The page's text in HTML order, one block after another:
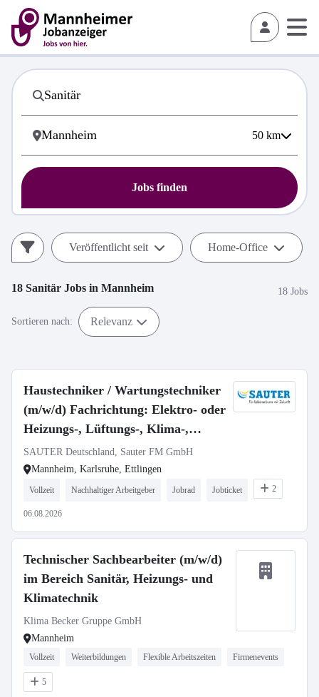
50 km
Jobs finden
Veröffentlicht seit Home-Office
18 Sanitär Jobs in Mannheim 18 Jobs
Sortieren nach: Relevanz
Haustechniker / Wartungstechniker
(m/w/d) Fachrichtung: Elektro- oder
Heizungs-, Lüftungs-, Klima-,
Sanitärtechnik
SAUTER Deutschland, Sauter FM GmbH
Mannheim, Karlsruhe, Ettlingen
Vollzeit Nachhaltiger Arbeitgeber Jobrad Jobticket 2
06.08.2026
Technischer Sachbearbeiter (m/w/d)
im Bereich Sanitär, Heizungs- und
Klimatechnik
Klima Becker Gruppe GmbH
Mannheim
Vollzeit Weiterbildungen Flexible Arbeitszeiten Firmenevents
5